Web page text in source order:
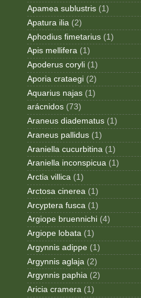
Apamea sublustris (1)
Apatura ilia (2)
Aphodius fimetarius (1)
Apis mellifera (1)
Apoderus coryli (1)
Aporia crataegi (2)
Aquarius najas (1)
arácnidos (73)
Araneus diadematus (1)
Araneus pallidus (1)
Araniella cucurbitina (1)
Araniella inconspicua (1)
Arctia villica (1)
Arctosa cinerea (1)
Arcyptera fusca (1)
Argiope bruennichi (4)
Argiope lobata (1)
Argynnis adippe (1)
Argynnis aglaja (2)
Argynnis paphia (2)
Aricia cramera (1)